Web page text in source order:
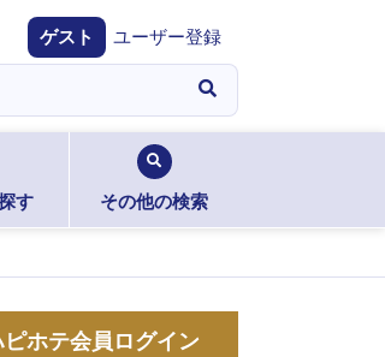
ゲスト ユーザー登録
す その他の検索
ピホテ会員ログイン